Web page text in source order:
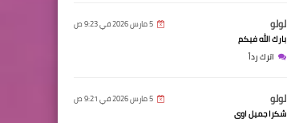
لولو 5 مارس 2026 في 9:23 ص
بارك الله فيكم
اترك رداً
لولو 5 مارس 2026 في 9:21 ص
شكرا جميل اوى